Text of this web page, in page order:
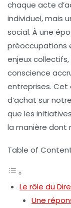
chaque acte
individuel, mais
social. À une
préoccupations
enjeux
conscience
entreprises. Cet
d’achat sur
que les
la manière dont
Table of
Le rôle du
Une